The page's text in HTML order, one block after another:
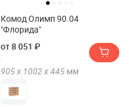
Комод Олимп 90.04
"Флорида"
от 8 051 ₽
905 х 1002 х445мм